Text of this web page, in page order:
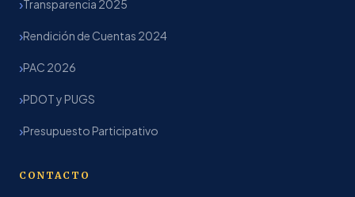
Transparencia 2025
Rendición de Cuentas 2024
PAC 2026
PDOT y PUGS
Presupuesto Participativo
CONTACTO